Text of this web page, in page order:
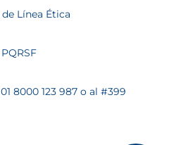
Línea Ética
PQRSF
01 8000 123 987 o al #399